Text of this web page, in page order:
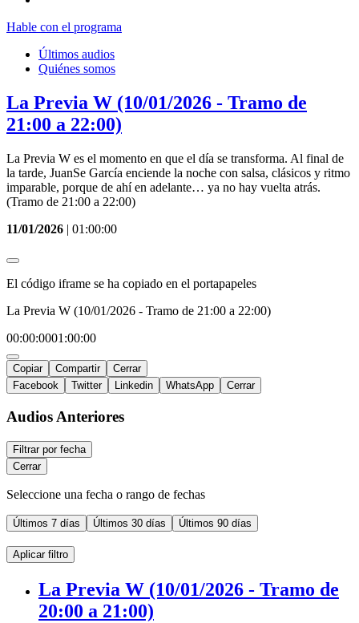
Hable con el programa
Últimos audios
Quiénes somos
La Previa W (10/01/2026 - Tramo de
21:00 a 22:00)
La Previa W es el momento en que el día se transforma. Al final de
la tarde, JuanSe García enciende la noche con salsa, clásicos y ritmo
imparable, porque de ahí en adelante… ya no hay vuelta atrás.
(Tramo de 21:00 a 22:00)
11/01/2026 | 01:00:00
El código iframe se ha copiado en el portapapeles
La Previa W (10/01/2026 - Tramo de 21:00 a 22:00)
00:00:0001:00:00
Copiar Compartir
Cerrar
Facebook
Twitter Linkedin WhatsApp Cerrar
Audios Anteriores
Filtrar por fecha
Cerrar
Seleccione una fecha o rango de fechas
Últimos 7 días Últimos 30 días Últimos 90 días
Aplicar filtro
La Previa W (10/01/2026 - Tramo de
20:00 a 21:00)